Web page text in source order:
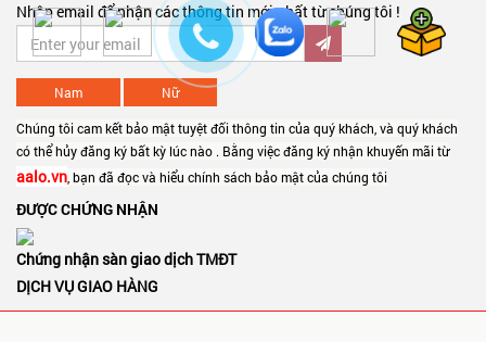
Nhập email để nhận các thông tin mới nhất từ chúng tôi !
Nam Nữ
Chúng tôi cam kết bảo mật tuyệt đối thông tin của quý khách, và quý khách
có thể hủy đăng ký bất kỳ lúc nào . Bằng việc đăng ký nhận khuyến mãi từ
aalo.vn , bạn đã đọc và hiểu chính sách bảo mật của chúng tôi
ĐƯỢC CHỨNG NHẬN
Chứng nhận sàn giao dịch TMĐT
DỊCH VỤ GIAO HÀNG